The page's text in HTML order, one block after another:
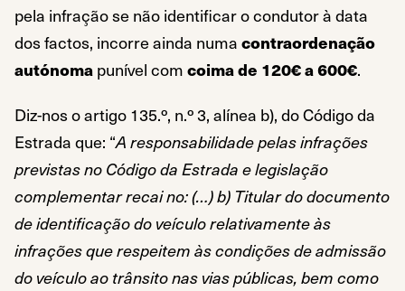
pela infração se não identificar o condutor à data
dos factos, incorre ainda numa contraordenação
autónoma punível com coima de 120€ a 600€.
Diz-nos o artigo 135.º, n.º 3, alínea b), do Código da
Estrada que: “A responsabilidade pelas infrações
previstas no Código da Estrada e legislação
complementar recai no: (…) b) Titular do documento
de identificação do veículo relativamente às
infrações que respeitem às condições de admissão
do veículo ao trânsito nas vias públicas, bem como